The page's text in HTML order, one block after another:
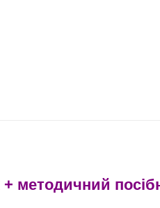
методичний